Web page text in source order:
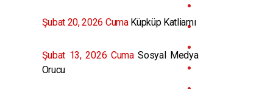
Şubat 20, 2026 CumaKüpküp Katliamı
Şubat 13, 2026 CumaSosyal Medya
Orucu